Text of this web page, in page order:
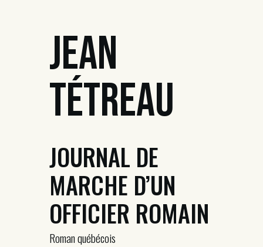
Jean
Tétreau
JOURNAL DE
MARCHE D’UN
OFFICIER ROMAIN
Roman québécois